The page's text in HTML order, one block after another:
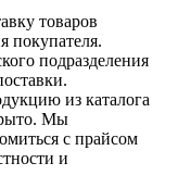
товаров
покупателя.
подразделения
из каталога
Мы
с прайсом
и